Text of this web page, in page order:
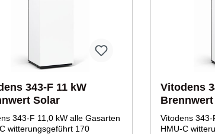
343-F 11 kW
Solar
343-F 11,0 kW alle Gasarten
witterungsgeführt 170
Vitodens
Vitodens
HMU-C